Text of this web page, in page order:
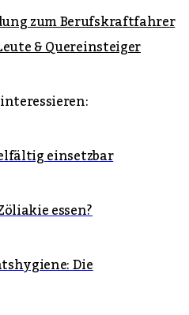
zum Berufskraftfahrer
& Quereinsteiger
einsetzbar
essen?
Die